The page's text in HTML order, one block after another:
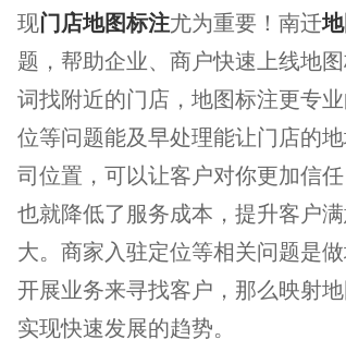
现门店地图标注尤为重要！南迁
题，帮助企业、商户快速上线地
词找附近的门店，地图标注更专
位等问题能及早处理能让门店的
司位置，可以让客户对你更加信
也就降低了服务成本，提升客户
大。商家入驻定位等相关问题是
开展业务来寻找客户，那么映射
实现快速发展的趋势。